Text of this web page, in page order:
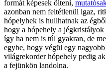
formát képesek ölteni,
azonban nem feltétlenül igaz,
hópelyhek is hullhatnak az
hogy a hópehely a jégkristályok
így ha nem is túl gyakran, de
egybe, hogy végül egy
világrekorder hópehely pedig
a fejünkön landolna.